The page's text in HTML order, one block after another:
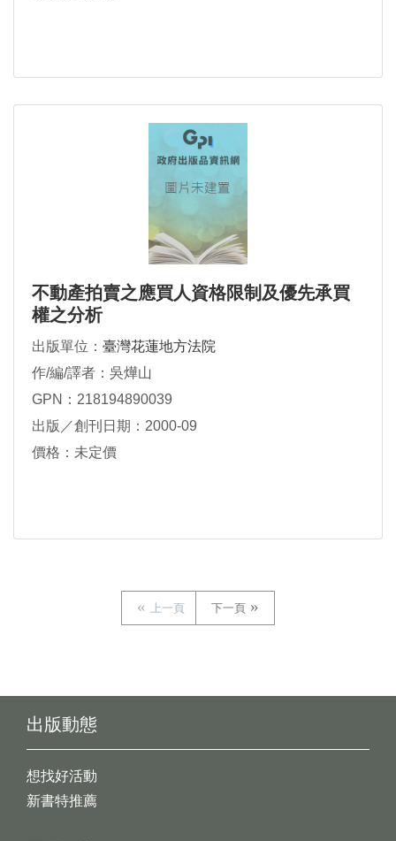
不動產拍賣之應買人資格限制及優先承買
權之分析
出版單位： 臺灣花蓮地方法院
作/編/譯者：吳燁山
GPN：218194890039
出版／創刊日期：2000-09
價格：未定價
上一頁 下一頁
出版動態
想找好活動
新書特推薦